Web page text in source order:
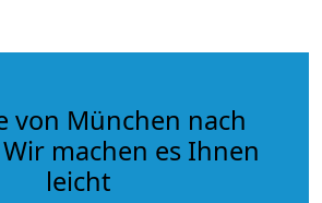
von München nach
machen es Ihnen
leicht